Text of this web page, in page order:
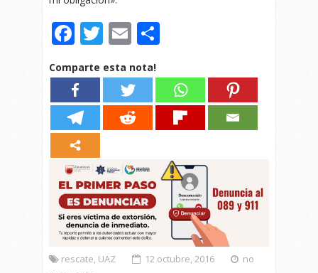
Facebook
Twitter
Email
Comparte esta nota!
rescate, UAZ 12 octubre, 2016
no